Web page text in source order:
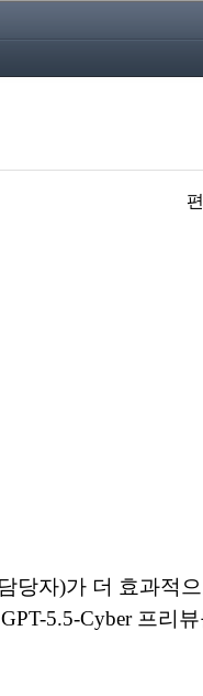
당자)가 더 효과적
5.5-Cyber 프리